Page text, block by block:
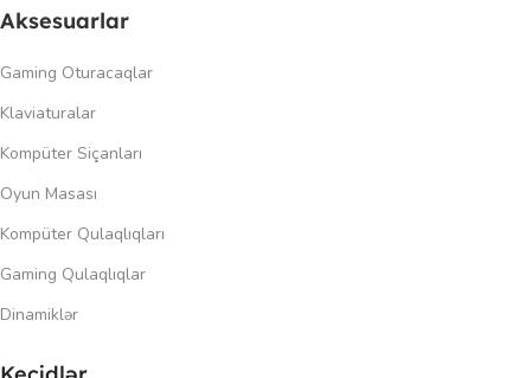
Aksesuarlar
Gaming Oturacaqlar
Klaviaturalar
Kompüter Siçanları
Oyun Masası
Kompüter Qulaqlıqları
Gaming Qulaqlıqlar
Dinamiklər